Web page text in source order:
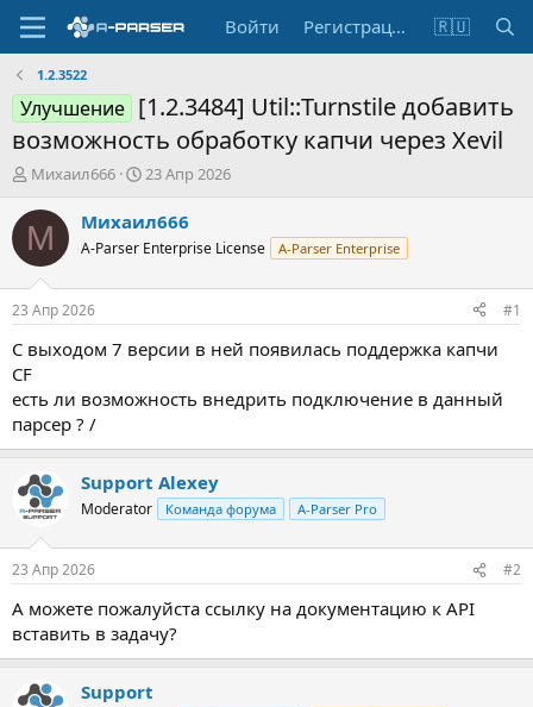
Войти Регистрация 🇷🇺
1.2.3522
Улучшение [1.2.3484] Util::Turnstile добавить
возможность обработку капчи через Xevil
А
т
о
т
е
м
ы
Михаил666
Д
т
н
а
л
а
23 Апр 2026
М Михаил666
A-Parser Enterprise License A-Parser Enterprise
23 Апр 2026 #1
С выходом 7 версии в ней появилась поддержка капчи
CF
есть ли возможность внедрить подключение в данный
парсер ? /
Support Alexey
Moderator Команда форума A-Parser Pro
23 Апр 2026 #2
А можете пожалуйста ссылку на документацию к API
вставить в задачу?
Support